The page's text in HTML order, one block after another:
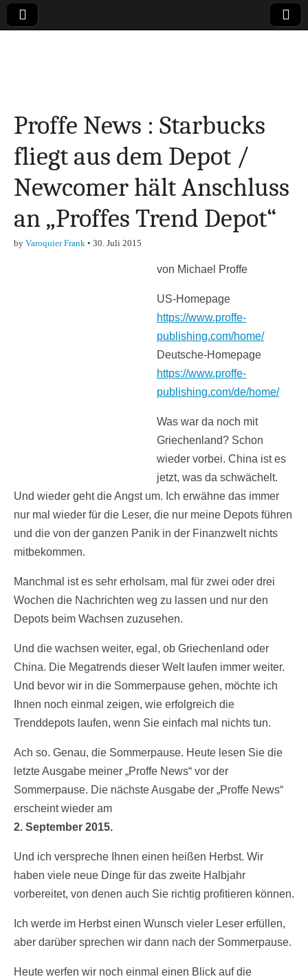
Finanzen,
Marketing-, Vertrieb-
& Investment-Tipps
Proffe News : Starbucks
fliegt aus dem Depot /
Newcomer hält Anschluss
an „Proffes Trend Depot“
by Varoquier Frank • 30. Juli 2015
von Michael Proffe
US-Homepage
https://www.proffe-
publishing.com/home/
Deutsche-Homepage
https://www.proffe-
publishing.com/de/home/
Was war da noch mit
Griechenland? Schon
wieder vorbei. China ist es
jetzt, was da schwächelt.
Und wieder geht die Angst um. Ich erwähne das immer
nur mal wieder für die Leser, die nur meine Depots führen
und die von der ganzen Panik in der Finanzwelt nichts
mitbekommen.
Manchmal ist es sehr erholsam, mal für zwei oder drei
Wochen die Nachrichten weg zu lassen und nur den
Depots beim Wachsen zuzusehen.
Und die wachsen weiter, egal, ob Griechenland oder
China. Die Megatrends dieser Welt laufen immer weiter.
Und bevor wir in die Sommerpause gehen, möchte ich
Ihnen noch einmal zeigen, wie erfolgreich die
Trenddepots laufen, wenn Sie einfach mal nichts tun.
Ach so. Genau, die Sommerpause. Heute lesen Sie die
letzte Ausgabe meiner „Proffe News“ vor der
Sommerpause. Die nächste Ausgabe der „Proffe News“
erscheint wieder am
2. September 2015.
Und ich verspreche Ihnen einen heißen Herbst. Wir
haben viele neue Dinge für das zweite Halbjahr
vorbereitet, von denen auch Sie richtig profitieren können.
Ich werde im Herbst einen Wunsch vieler Leser erfüllen,
aber darüber sprechen wir dann nach der Sommerpause.
Heute werfen wir noch einmal einen Blick auf die